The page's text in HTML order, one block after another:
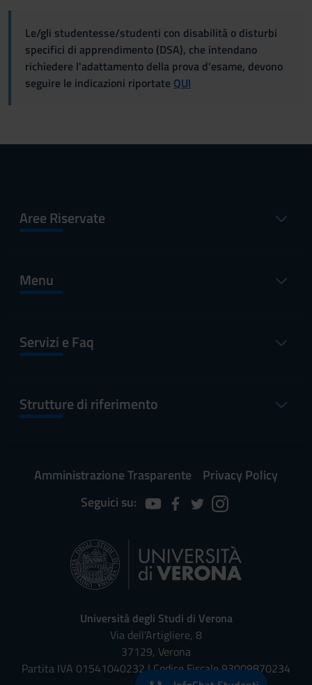
Le/gli studentesse/studenti con disabilità o disturbi
specifici di apprendimento (DSA), che intendano
richiedere l'adattamento della prova d'esame, devono
seguire le indicazioni riportate QUI
Aree Riservate
Menu
Servizi e Faq
Strutture di riferimento
Amministrazione Trasparente
Privacy Policy
Seguici su:
Università degli Studi di Verona
Via dell'Artigliere, 8
37129, Verona
Partita IVA 01541040232 | Codice Fiscale 93009870234